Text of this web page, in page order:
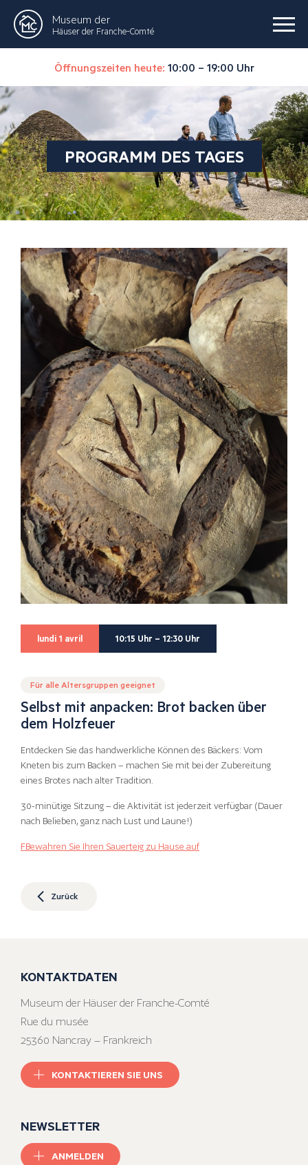
Museum der
Häuser der Franche-Comté
Öffnungszeiten heute: 10:00 – 19:00 Uhr
PROGRAMM DES TAGES
lundi 1 avril 10:15 Uhr – 12:30 Uhr
Für alle Altersgruppen geeignet
Selbst mit anpacken: Brot backen über
dem Holzfeuer
Entdecken Sie das handwerkliche Können des Bäckers: Vom
Kneten bis zum Backen – machen Sie mit bei der Zubereitung
eines Brotes nach alter Tradition.
30-minütige Sitzung – die Aktivität ist jederzeit verfügbar (Dauer
nach Belieben, ganz nach Lust und Laune!)
FBewahren Sie Ihren Sauerteig zu Hause auf
Zurück
KONTAKTDATEN
Museum der Häuser der Franche-Comté
Rue du musée
25360 Nancray – Frankreich
KONTAKTIEREN SIE UNS
NEWSLETTER
ANMELDEN